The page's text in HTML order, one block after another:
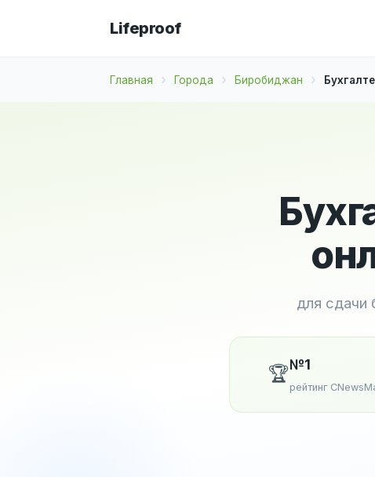
Lifeproof
Главная Города Биробиджан
для сдачи
🏆№1
рейтинг